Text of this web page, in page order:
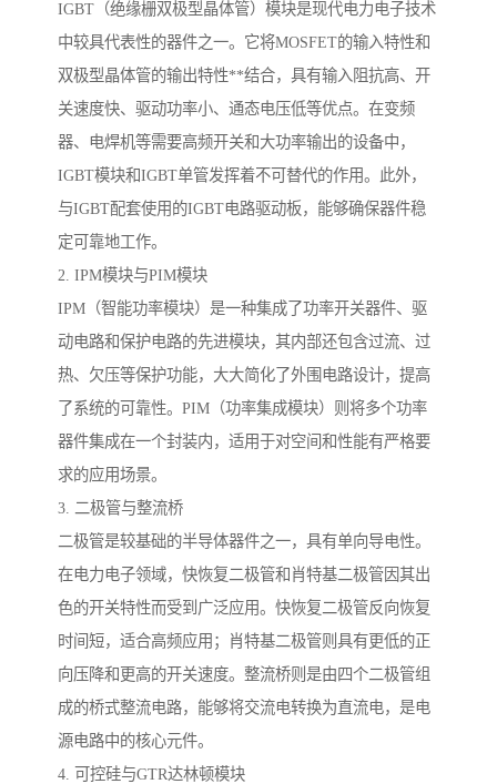
IGBT（绝缘栅双极型晶体管）模块是现代电力电子技术
中较具代表性的器件之一。它将MOSFET的输入特性和
双极型晶体管的输出特性**结合，具有输入阻抗高、开
关速度快、驱动功率小、通态电压低等优点。在变频
器、电焊机等需要高频开关和大功率输出的设备中，
IGBT模块和IGBT单管发挥着不可替代的作用。此外，
与IGBT配套使用的IGBT电路驱动板，能够确保器件稳
定可靠地工作。
2. IPM模块与PIM模块
IPM（智能功率模块）是一种集成了功率开关器件、驱
动电路和保护电路的先进模块，其内部还包含过流、过
热、欠压等保护功能，大大简化了外围电路设计，提高
了系统的可靠性。PIM（功率集成模块）则将多个功率
器件集成在一个封装内，适用于对空间和性能有严格要
求的应用场景。
3. 二极管与整流桥
二极管是较基础的半导体器件之一，具有单向导电性。
在电力电子领域，快恢复二极管和肖特基二极管因其出
色的开关特性而受到广泛应用。快恢复二极管反向恢复
时间短，适合高频应用；肖特基二极管则具有更低的正
向压降和更高的开关速度。整流桥则是由四个二极管组
成的桥式整流电路，能够将交流电转换为直流电，是电
源电路中的核心元件。
4. 可控硅与GTR达林顿模块